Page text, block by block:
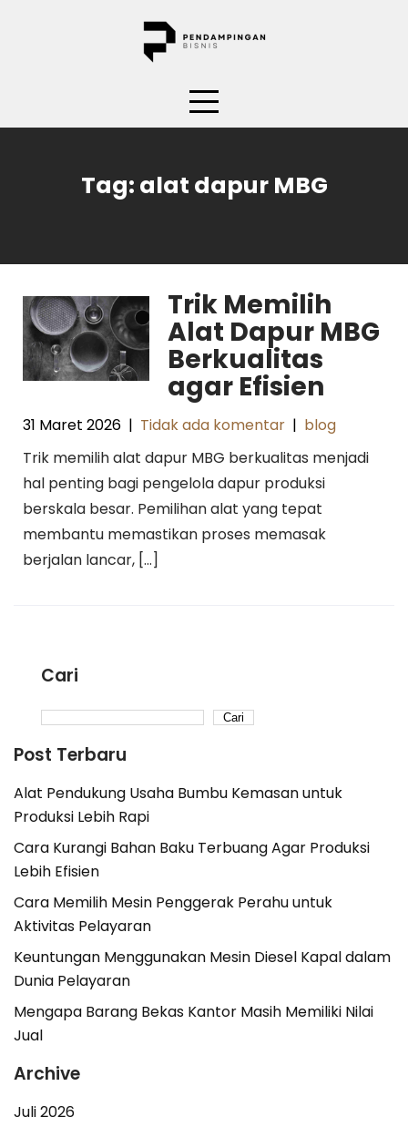
Tag: alat dapur MBG
Trik Memilih
Alat Dapur MBG
Berkualitas
agar Efisien
31 Maret 2026 | Tidak ada komentar | blog
Trik memilih alat dapur MBG berkualitas menjadi
hal penting bagi pengelola dapur produksi
berskala besar. Pemilihan alat yang tepat
membantu memastikan proses memasak
berjalan lancar, […]
Cari
Cari
Post Terbaru
Alat Pendukung Usaha Bumbu Kemasan untuk
Produksi Lebih Rapi
Cara Kurangi Bahan Baku Terbuang Agar Produksi
Lebih Efisien
Cara Memilih Mesin Penggerak Perahu untuk
Aktivitas Pelayaran
Keuntungan Menggunakan Mesin Diesel Kapal dalam
Dunia Pelayaran
Mengapa Barang Bekas Kantor Masih Memiliki Nilai
Jual
Archive
Juli 2026